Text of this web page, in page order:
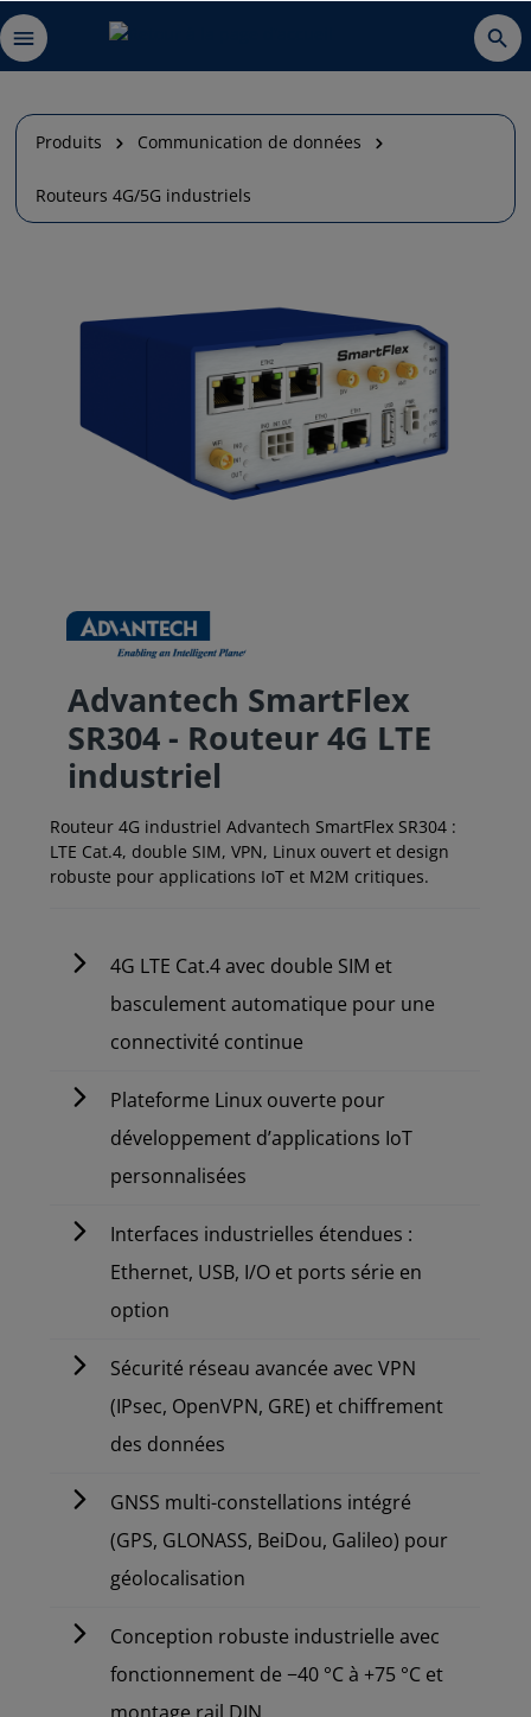
Produits Communication de données
Routeurs 4G/5G industriels
Advantech SmartFlex
SR304 - Routeur 4G LTE
industriel
Routeur 4G industriel Advantech SmartFlex SR304 :
LTE Cat.4, double SIM, VPN, Linux ouvert et design
robuste pour applications IoT et M2M critiques.
4G LTE Cat.4 avec double SIM et
basculement automatique pour une
connectivité continue
Plateforme Linux ouverte pour
développement d’applications IoT
personnalisées
Interfaces industrielles étendues :
Ethernet, USB, I/O et ports série en
option
Sécurité réseau avancée avec VPN
(IPsec, OpenVPN, GRE) et chiffrement
des données
GNSS multi-constellations intégré
(GPS, GLONASS, BeiDou, Galileo) pour
géolocalisation
Conception robuste industrielle avec
fonctionnement de −40 °C à +75 °C et